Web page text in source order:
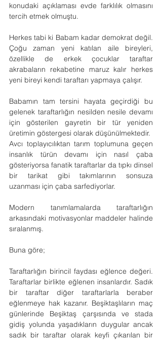
konudaki açıklaması evde farklılık olmasını
tercih etmek olmuştu.
Herkes tabi ki Babam kadar demokrat değil.
Çoğu zaman yeni katılan aile bireyleri,
özellikle de erkek çocuklar taraftar
akrabaların rekabetine maruz kalır herkes
yeni bireyi kendi taraftarı yapmaya çalışır.
Babamın tam tersini hayata geçirdiği bu
gelenek taraftarlığın nesilden nesile devamı
için gösterilen gayretin bir tür yeniden
üretimin göstergesi olarak düşünülmektedir.
Avcı toplayıcılıktan tarım toplumuna geçen
insanlık türün devamı için nasıl çaba
gösteriyorsa fanatik taraftarlar da tıpkı dinsel
bir tarikat gibi takımlarının sonsuza
uzanması için çaba sarfediyorlar.
Modern tanımlamalarda taraftarlığın
arkasındaki motivasyonlar maddeler halinde
sıralanmış.
Buna göre;
Taraftarlığın birincil faydası eğlence değeri.
Taraftarlar birlikte eğlenen insanlardır. Sadık
bir taraftar diğer taraftarlarla beraber
eğlenmeye hak kazanır. Beşiktaşlıların maç
günlerinde Beşiktaş çarşısında ve stada
gidiş yolunda yaşadıkların duygular ancak
sadık bir taraftar olarak keyfi çıkarılan bir